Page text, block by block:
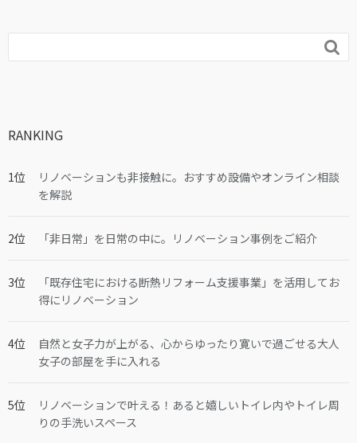

RANKING
リノベーションも非接触に。おすすめ設備やオンライン相談
を解説
「非日常」を日常の中に。リノベーション事例をご紹介
「既存住宅における断熱リフォーム支援事業」を活用してお
得にリノベーション
自然と女子力が上がる、心からゆったり寛いで過ごせる大人
女子の部屋を手に入れる
リノベーションで叶える！あると嬉しいトイレ内やトイレ周
りの手洗いスペース